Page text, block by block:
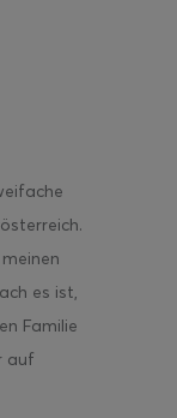
es ist,
Familie
auf